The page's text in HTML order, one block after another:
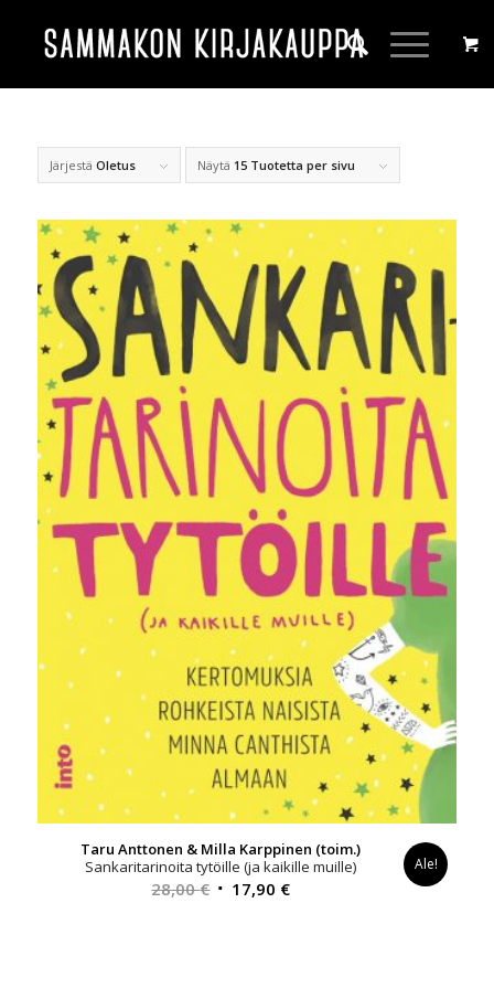
Järjestä Oletus Näytä 15 Tuotetta per sivu
Taru Anttonen & Milla Karppinen (toim.)
Sankaritarinoita tytöille (ja kaikille muille)
28,00€ Alkuperäinen
17,90 €Nykyinen
Ale!